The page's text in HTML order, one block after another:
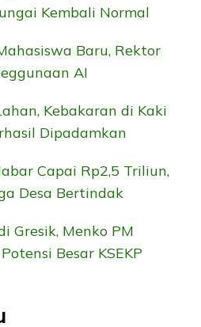
Kembali Normal
Baru, Rektor
AI
Kebakaran di Kaki
Dipadamkan
Capai Rp2,5 Triliun,
Desa Bertindak
Gresik, Menko PM
Besar KSEKP